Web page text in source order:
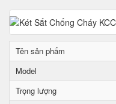
Tên sản phẩm
Model
Trọng lượng